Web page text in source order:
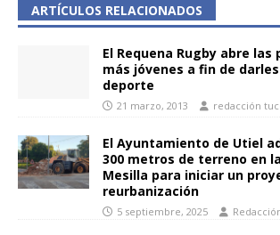
ARTÍCULOS RELACIONADOS
El Requena Rugby abre las
más jóvenes a fin de
deporte
21 marzo, 2013 redacción
El Ayuntamiento de Utiel
300 metros de terreno en
Mesilla para iniciar un
reurbanización
5 septiembre, 2025